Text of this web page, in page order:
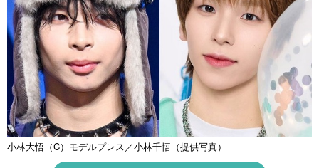
登録・ログイン/マイルーム
小林大悟（C）モデルプレス／小林千悟（提供写真）